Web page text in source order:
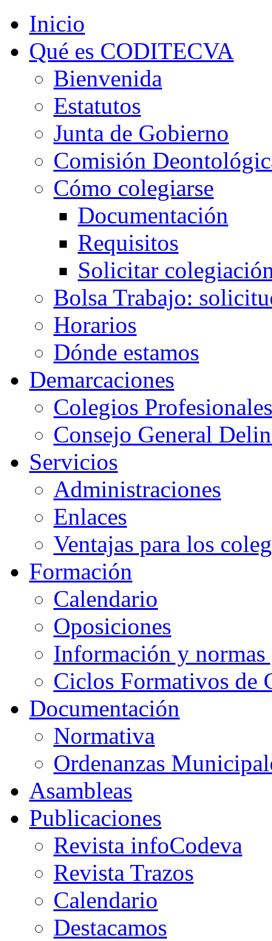
Inicio
Qué es CODITECVA
Bienvenida
Estatutos
Junta de Gobierno
Comisión
Cómo colegiarse
Documentación
Requisitos
Solicitar
Bolsa Trabajo:
Horarios
Dónde estamos
Demarcaciones
Colegios Profesionales
Consejo General
Servicios
Administraciones
Enlaces
Ventajas para los
Formación
Calendario
Oposiciones
Información y normas
Ciclos Formativos de
Documentación
Normativa
Ordenanzas
Asambleas
Publicaciones
Revista infoCodeva
Revista Trazos
Calendario
Destacamos